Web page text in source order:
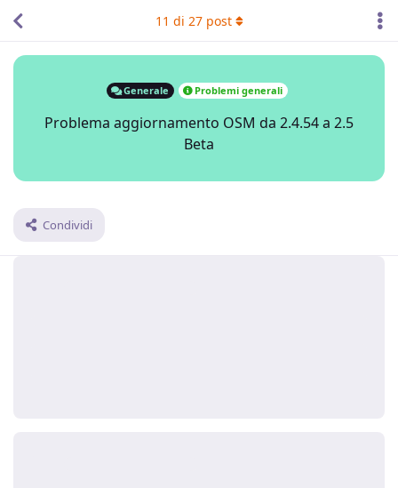
Generale Problemi generali
Problema aggiornamento OSM da 2.4.54 a 2.5
Beta
Condividi
11 di 27post